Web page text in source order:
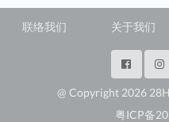
联络我们 关于我们
@ Copyright 2026
粤ICP备